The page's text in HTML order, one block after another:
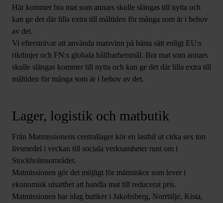
Här kommer bra mat som annars skulle slängas till nytta och
kan ge det där lilla extra till måltiden för många som är i behov
av det.
Vi eftersträvar att använda matsvinn på bästa sätt enligt EU:s
riktlinjer och FN:s globala hållbarhetsmål. Bra mat som annars
skulle slängas kommer till nytta och kan ge det där lilla extra till
måltiden för många som är i behov av det.
Lager, logistik och matbutik
Från Matmissionens centrallager kör en lastbil ut cirka sex ton
livsmedel i veckan till sociala verksamheter runt om i
Stockholmsområdet.
Matmissionen gör det möjligt för människor som lever i
ekonomisk utsatthet att handla mat till reducerat pris.
Matmissionen har idag butiker i Jakobsberg, Norrtälje, Kista,